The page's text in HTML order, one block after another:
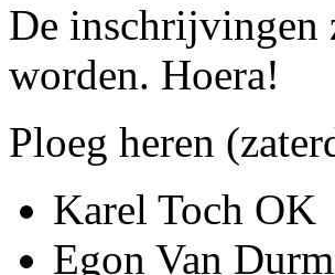
De inschrijvingen
worden. Hoera!
Ploeg heren
Karel Toch OK
Egon Van